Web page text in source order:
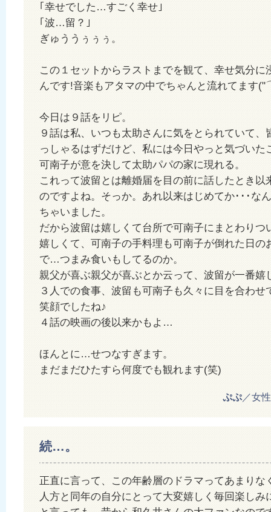
｢幸せでした…すごく幸せ｣
｢波…留？｣
ぎゅううぅぅぅ。
この１セットからラストまでを観て、幸せ気分に
んです!音楽もアタマの中でちゃんと流れてます
今日は９話をリピ。
９話は私、いつも太助さんに気をとられていて、
っしゃるはずだけど、私には今日やっと気づいた
可南子が意を決して太助パパの家に現れる。
これって波留とは離婚届を目の前に話したとき以
のですよね。そっか。あれ以来はじめてか･･･な
ちゃいました。
だから波留は嬉しくて台所で可南子にまとわりつ
嬉しくて、可南子の手料理も可南子が倒れた日の
で…つまみ食いもしてるのか。
親父が喜ぶ親父が喜ぶとか云って、波留が一番嬉
３人での食事、波留も可南子も久々に目を合わせ
笑顔でしたね♪
４話の映画の後以来かもよ…
ほんとに…せつなすぎます。
まだまだひたすら何度でも観れます(笑)
ぷぷ／女
続…。
正直に言って、この年齢層のドラマってあまりな
人方と同年の自分にとって大変嬉しく毎回楽しみ